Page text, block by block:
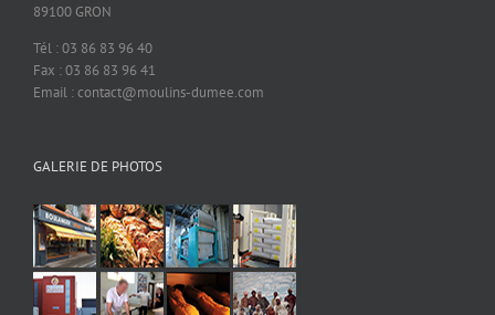
89100 GRON
Tél : 03 86 83 96 40
Fax : 03 86 83 96 41
Email : contact@moulins-dumee.com
GALERIE DE PHOTOS